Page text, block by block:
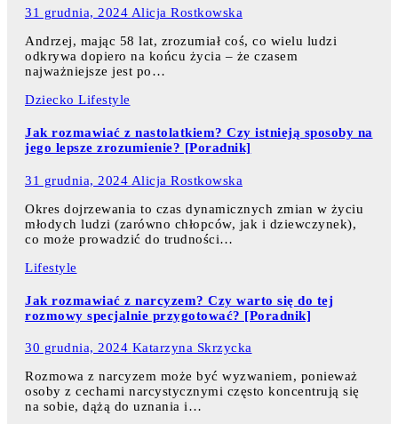
31 grudnia, 2024 Alicja Rostkowska
Andrzej, mając 58 lat, zrozumiał coś, co wielu ludzi
odkrywa dopiero na końcu życia – że czasem
najważniejsze jest po…
Dziecko Lifestyle
Jak rozmawiać z nastolatkiem? Czy istnieją sposoby na
jego lepsze zrozumienie? [Poradnik]
31 grudnia, 2024 Alicja Rostkowska
Okres dojrzewania to czas dynamicznych zmian w życiu
młodych ludzi (zarówno chłopców, jak i dziewczynek),
co może prowadzić do trudności…
Lifestyle
Jak rozmawiać z narcyzem? Czy warto się do tej
rozmowy specjalnie przygotować? [Poradnik]
30 grudnia, 2024 Katarzyna Skrzycka
Rozmowa z narcyzem może być wyzwaniem, ponieważ
osoby z cechami narcystycznymi często koncentrują się
na sobie, dążą do uznania i…